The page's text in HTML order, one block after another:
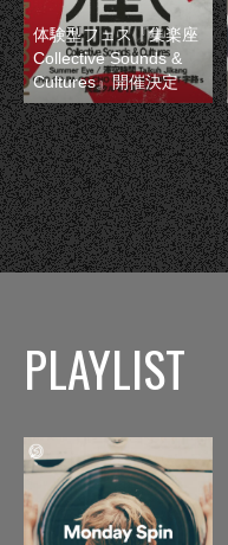
体験型フェス『集楽座
Collective Sounds &
Cultures』開催決定
PLAYLIST